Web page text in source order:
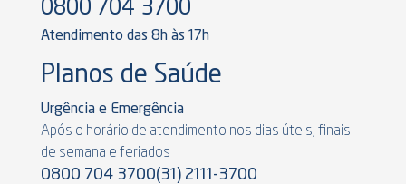
0800 704 3700
Atendimento das 8h às 17h
Planos de Saúde
Urgência e Emergência
Após o horário de atendimento nos dias úteis, finais
de semana e feriados
0800 704 3700(31) 2111-3700